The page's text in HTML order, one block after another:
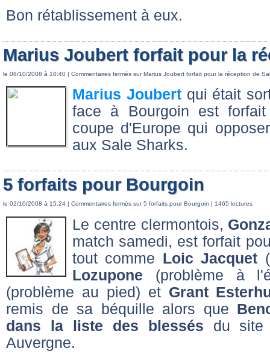
Bon rétablissement à eux.
Marius Joubert forfait pour la
le 08/10/2008 à 10:40 | Commentaires fermés sur Marius Joubert forfait pour la réception de
Marius Joubertqui était
face à Bourgoin est
coupe d'Europe qui
aux Sale Sharks.
5 forfaits pour Bourgoin
le 02/10/2008 à 15:24 | Commentaires fermés sur 5 forfaits pour Bourgoin | 1465 lectures
Le centre clermontois,
match samedi, est forfait
tout comme Loic Jacquet
Lozupone (problème à
(problème au pied) et Grant
remis de sa béquille alors que
dans la liste des blessés du site
Auvergne.